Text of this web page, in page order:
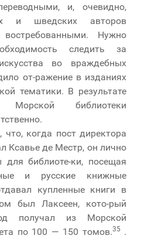
и, очевидно,
и шведских авторов
востребованными. Нужно
следить за
во враждебных
от-ражение в изданиях
тематики. В результате
Морской библиотеки
когда пост директора
Ксавье де Местр, он лично
библиоте-ки, посещая
и русские книжные
купленные книги в
был Лаксеен, кото-рый
получал из Морской
по 100 — 150 томов.35.